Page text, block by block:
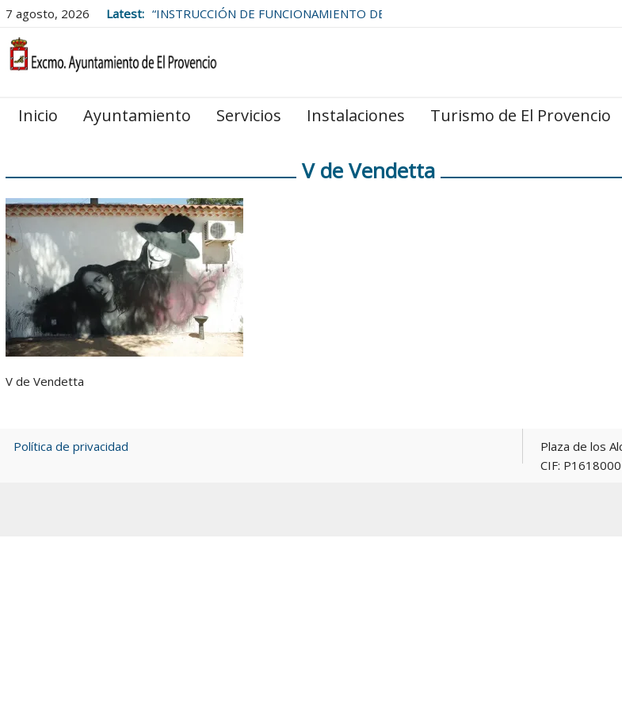
7 agosto, 2026 Latest: “INSTRUCCIÓN DE FUNCIONAMIENTO DE
Inicio Ayuntamiento Servicios Instalaciones Turismo de El Provencio
V de Vendetta
V de Vendetta
Política de privacidad
Plaza de los Alcaldes,
CIF: